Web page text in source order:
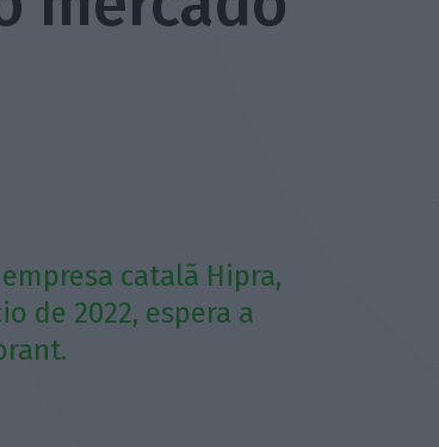
catalã Hipra,
de 2022, espera a